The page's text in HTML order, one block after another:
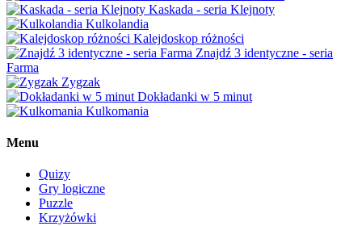
Kaskada - seria Klejnoty
Kulkolandia
Kalejdoskop różności
Znajdź 3 identyczne - seria
Farma
Zygzak
Dokładanki w 5 minut
Kulkomania
Menu
Quizy
Gry logiczne
Puzzle
Krzyżówki